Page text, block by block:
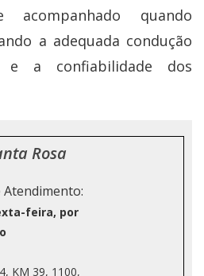
quando
a adequada condução
e a confiabilidade dos
Rosa
feira, por
KM 39, 1100,